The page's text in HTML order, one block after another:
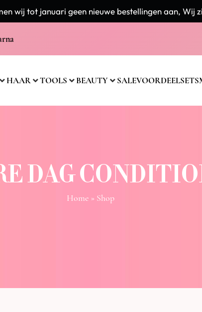
wij tot januari geen nieuwe bestellingen aan, Wij
HAAR TOOLS BEAUTY SALEVOORDEELSETS
DAG
Home » Shop